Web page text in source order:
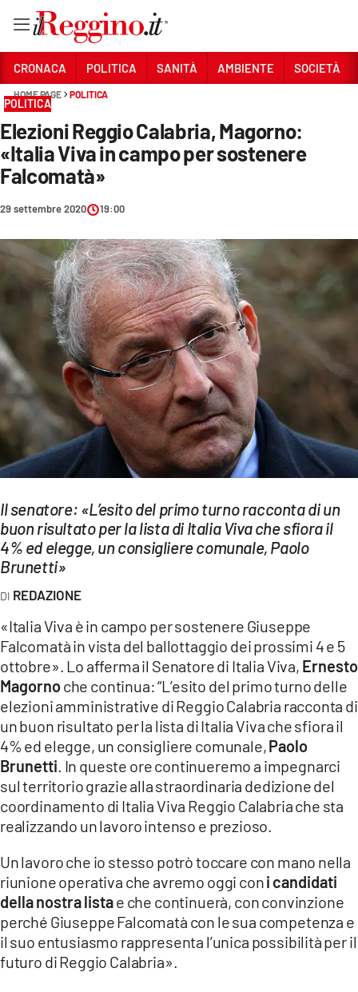
Sezioni
CRONACA
POLITICA
SANITÀ
AMBIENTE
SOCIETÀ
CULTURA
ECONOMIA E LAVORO
EVENTI
SPORT
Streaming
LAC NETWORK
LAC ONAIR
LaC
LACPLAY.IT
LACTV.IT
LACONAIR.IT
LACITYMAG.IT
ILREGGINO.IT
COSENZACHANNEL.IT
CATANZAROCHANNEL.IT
LACAPITALENEWS.IT
App
CRONACA POLITICA SANITÀ AMBIENTE SOCIETÀ
HOME PAGE POLITICA
POLITICA
Elezioni Reggio Calabria, Magorno:
«Italia Viva in campo per sostenere
Falcomatà»
29 settembre 2020 19:00
Il senatore: «L’esito del primo turno racconta di un
buon risultato per la lista di Italia Viva che sfiora il
4% ed elegge, un consigliere comunale, Paolo
Brunetti»
REDAZIONE
«Italia Viva è in campo per sostenere Giuseppe
Falcomatà in vista del ballottaggio dei prossimi 4 e 5
ottobre». Lo afferma il Senatore di Italia Viva, Ernesto
Magornoche continua: “L’esito del primo turno delle
elezioni amministrative di Reggio Calabria racconta di
un buon risultato per la lista di Italia Viva che sfiora il
4% ed elegge, un consigliere comunale,Paolo
Brunetti . In queste ore continueremo a impegnarci
sul territorio grazie alla straordinaria dedizione del
coordinamento di Italia Viva Reggio Calabria che sta
realizzando un lavoro intenso e prezioso.
Un lavoro che io stesso potrò toccare con mano nella
riunione operativa che avremo oggi coni candidati
della nostra listae che continuerà, con convinzione
perché Giuseppe Falcomatà con le sua competenza e
il suo entusiasmo rappresenta l’unica possibilità per il
futuro di Reggio Calabria».